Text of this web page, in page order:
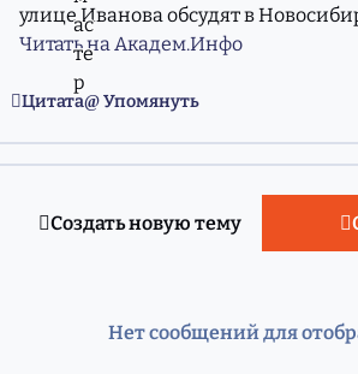
улице Иванова обсудят в
Читать на Академ.Инфо
Цитата Упомянуть
Создать новую тему
Нет сообщений для